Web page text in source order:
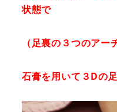
状態で
（足裏の３つのアー
石膏を用いて３Dの